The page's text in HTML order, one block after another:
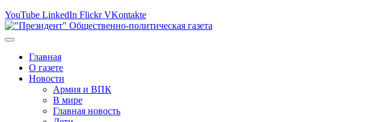
YouTube LinkedIn Flickr VKontakte
Главная
О газете
Новости
Армия и ВПК
В мире
Главная новость